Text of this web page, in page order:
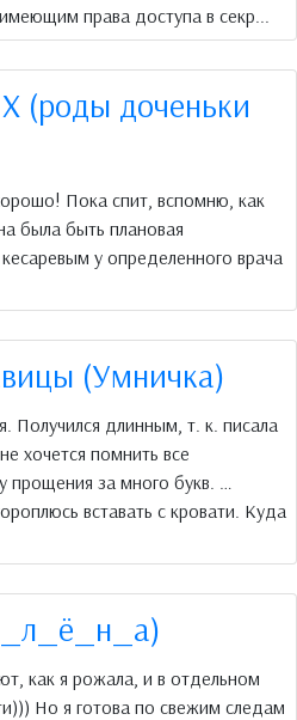
права доступа в секр...
(роды доченьки
Пока спит, вспомню, как
была быть плановая
у определенного врача
(Умничка)
Получился длинным, т. к. писала
хочется помнить все
за много букв. …
вставать с кровати. Куда
как я рожала, и в отдельном
Но я готова по свежим следам